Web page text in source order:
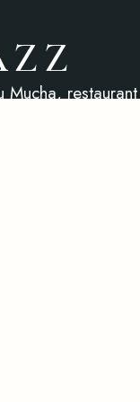
Mucha,